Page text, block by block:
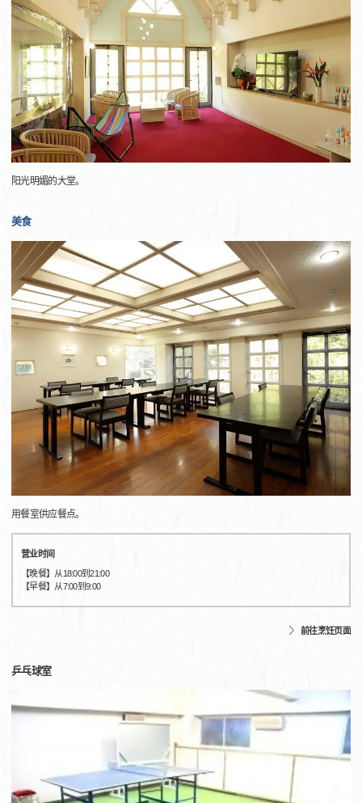
阳光明媚的大堂。
美食
用餐室供应餐点。
营业时间
【晚餐】从18:00到21:00
【早餐】从7:00到9:00
前往烹饪页面
乒乓球室